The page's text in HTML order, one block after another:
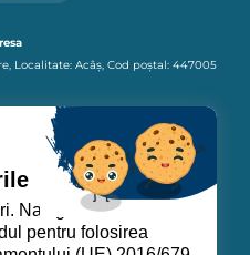
Localitate: Acâș, Cod poștal: 447005
ne
Navigând în
pentru folosirea